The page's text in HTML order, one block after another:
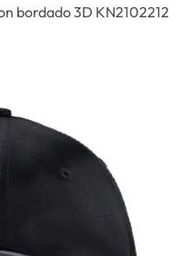
bordado 3D KN2102212